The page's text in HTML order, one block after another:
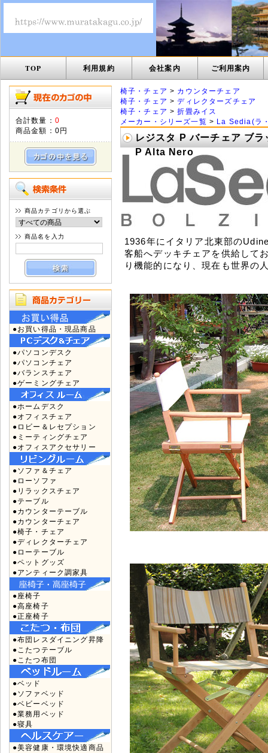
TOP 利用規約 会社案内 ご利用案内
合計数量： 0
商品金額： 0円
商品カテゴリから選ぶ
商品名を入力
●お買い得品・現品商品
●パソコンデスク
●パソコンチェア
●バランスチェア
●ゲーミングチェア
●ホームデスク
●オフィスチェア
●ロビー＆レセプション
●ミーティングチェア
●オフィスアクセサリー
●ソファ＆チェア
●ローソファ
●リラックスチェア
●テーブル
●カウンターテーブル
●カウンターチェア
●椅子・チェア
●ディレクターチェア
●ローテーブル
●ペットグッズ
●アンティーク調家具
●座椅子
●高座椅子
●正座椅子
●布団レスダイニング昇降
●こたつテーブル
●こたつ布団
●ベッド
●ソファベッド
●ベビーベッド
●業務用ベッド
●寝具
●美容健康・環境快適商品
椅子・チェア > カウンターチェア
椅子・チェア >ディレクターズチェア
椅子・チェア >折畳みイス
メーカー・シリーズ一覧 > La Sedia(ラ
レジスタ P バーチェア ブ
P Alta Nero
1936年にイタリア北東部の
客船へデッキチェアを供給して
り機能的になり、現在も世界の